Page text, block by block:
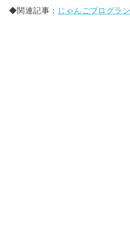
◆関連記事： じゃんごブログラ